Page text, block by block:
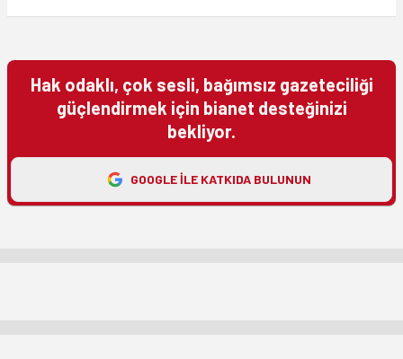
Hak odaklı, çok sesli, bağımsız gazeteciliği
güçlendirmek için bianet desteğinizi
bekliyor.
GOOGLE ILE KATKIDA BULUNUN